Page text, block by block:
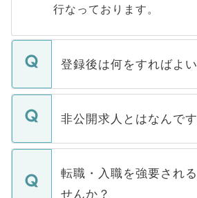
行なっております。
登録後は何をすればよ
ご登録いただきましたら
登録内容を確認し、その後
ます。通常、5営業日以内
いただきますので、しばら
非公開求人とはなんで
マイナビDOCTORで取り
うち約3割は、Webサイト
けない「非公開求人」です
転職・入職を強要され
せんか？